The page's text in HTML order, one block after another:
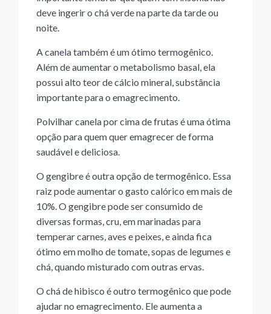
deve ingerir o chá verde na parte da tarde ou
noite.
A canela também é um ótimo termogênico.
Além de aumentar o metabolismo basal, ela
possui alto teor de cálcio mineral, substância
importante para o emagrecimento.
Polvilhar canela por cima de frutas é uma ótima
opção para quem quer emagrecer de forma
saudável e deliciosa.
O gengibre é outra opção de termogênico. Essa
raiz pode aumentar o gasto calórico em mais de
10%. O gengibre pode ser consumido de
diversas formas, cru, em marinadas para
temperar carnes, aves e peixes, e ainda fica
ótimo em molho de tomate, sopas de legumes e
chá, quando misturado com outras ervas.
O chá de hibisco é outro termogênico que pode
ajudar no emagrecimento. Ele aumenta a